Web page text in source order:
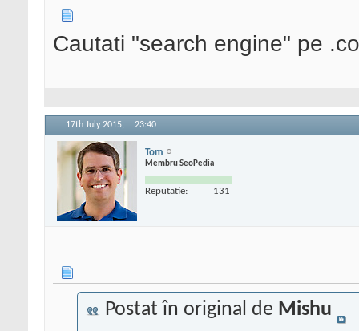
Cautati "search engine" pe
17th July 2015, 23:40
Tom
Membru SeoPedia
Reputatie: 131
Postat în original de Mishu